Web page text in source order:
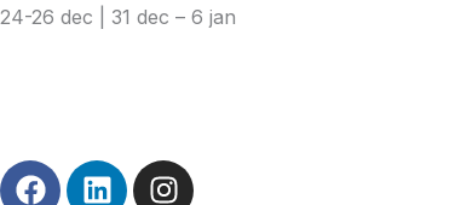
24-26 dec | 31 dec – 6 jan
F
L
I